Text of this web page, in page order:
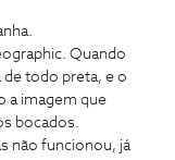
Quando
de todo preta, e o
a imagem que
bocados.
não funcionou, já